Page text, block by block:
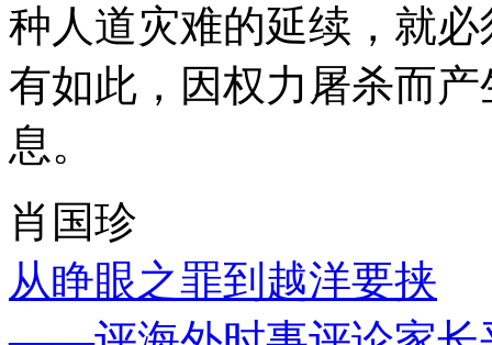
种人道灾难的延续，就
有如此，因权力屠杀而
息。
肖国珍
从睁眼之罪到越洋要挟